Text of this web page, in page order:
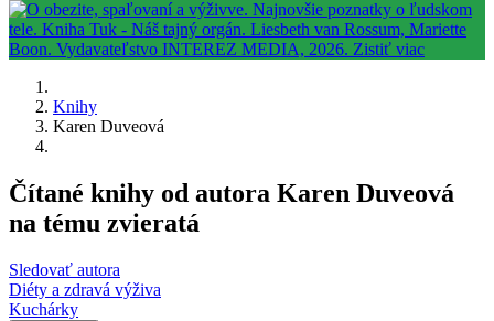
Knihy
Karen Duveová
Čítané knihy od autora Karen Duveová
na tému zvieratá
Sledovať autora
Diéty a zdravá výživa
Kuchárky